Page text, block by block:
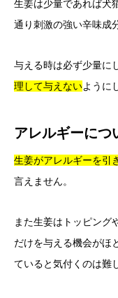
生姜は少量であれば犬
通り刺激の強い辛味成
与える時は必ず少量に
理して与えないように
アレルギーにつ
生姜がアレルギーを引
言えません。
また生姜はトッピング
だけを与える機会がほ
ていると気付くのは難